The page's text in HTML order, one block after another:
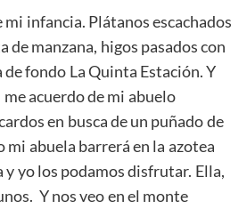
mi infancia. Plátanos escachados
de manzana, higos pasados con
fondo La Quinta Estación. Y
acuerdo de mi abuelo
en busca de un puñado de
mi abuela barrerá en la azotea
y yo los podamos disfrutar. Ella,
Y nos veo en el monte